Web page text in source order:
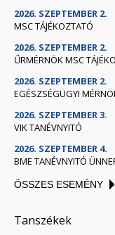
2026. SZEPTEMBER 2.
MSC TÁJÉKOZTATÓ
2026. SZEPTEMBER 2.
ŰRMÉRNÖK MSC
2026. SZEPTEMBER 2.
EGÉSZSÉGÜGYI
2026. SZEPTEMBER 3.
VIK TANÉVNYITÓ
2026. SZEPTEMBER 4.
BME TANÉVNYITÓ
ÖSSZES ESEMÉNY
Tanszékek